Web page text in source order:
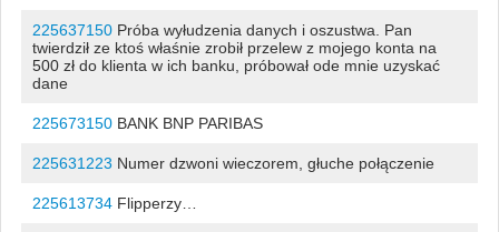
225637150Próba wyłudzenia danych i oszustwa. Pan
twierdził ze ktoś właśnie zrobił przelew z mojego konta na
500 zł do klienta w ich banku, próbował ode mnie uzyskać
dane
225673150BANK BNP PARIBAS
225631223 Numer dzwoni wieczorem, głuche połączenie
225613734Flipperzy…